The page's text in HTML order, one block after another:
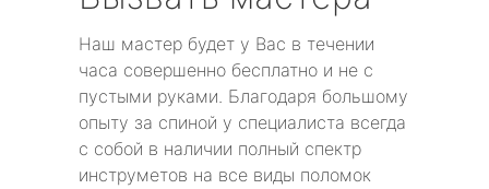
Наш мастер будет у Вас в течении
часа совершенно бесплатно и не с
пустыми руками. Благодаря большому
опыту за спиной у специалиста всегда
с собой в наличии полный спектр
инструметов на все виды поломок